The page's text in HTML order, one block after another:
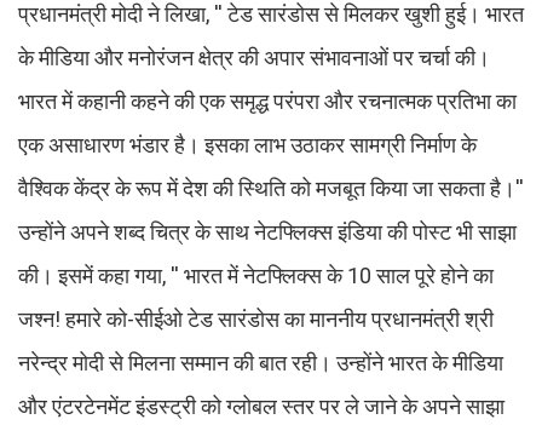
प्रधानमंत्री मोदी ने लिखा, '' टेड सारंडोस से मिलकर खुशी हुई। भारत
के मीडिया और मनोरंजन क्षेत्र की अपार संभावनाओं पर चर्चा की।
भारत में कहानी कहने की एक समृद्ध परंपरा और रचनात्मक प्रतिभा का
एक असाधारण भंडार है। इसका लाभ उठाकर सामग्री निर्माण के
वैश्विक केंद्र के रूप में देश की स्थिति को मजबूत किया जा सकता है।''
उन्होंने अपने शब्द चित्र के साथ नेटफ्लिक्स इंडिया की पोस्ट भी साझा
की। इसमें कहा गया, '' भारत में नेटफ्लिक्स के 10 साल पूरे होने का
जश्न! हमारे को-सीईओ टेड सारंडोस का माननीय प्रधानमंत्री श्री
नरेन्द्र मोदी से मिलना सम्मान की बात रही। उन्होंने भारत के मीडिया
और एंटरटेनमेंट इंडस्ट्री को ग्लोबल स्तर पर ले जाने के अपने साझा